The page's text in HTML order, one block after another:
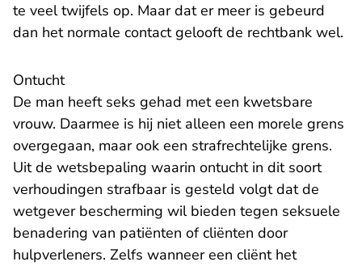
te veel twijfels op. Maar dat er meer is gebeurd
dan het normale contact gelooft de rechtbank wel.
Ontucht
De man heeft seks gehad met een kwetsbare
vrouw. Daarmee is hij niet alleen een morele grens
overgegaan, maar ook een strafrechtelijke grens.
Uit de wetsbepaling waarin ontucht in dit soort
verhoudingen strafbaar is gesteld volgt dat de
wetgever bescherming wil bieden tegen seksuele
benadering van patiënten of cliënten door
hulpverleners. Zelfs wanneer een cliënt het